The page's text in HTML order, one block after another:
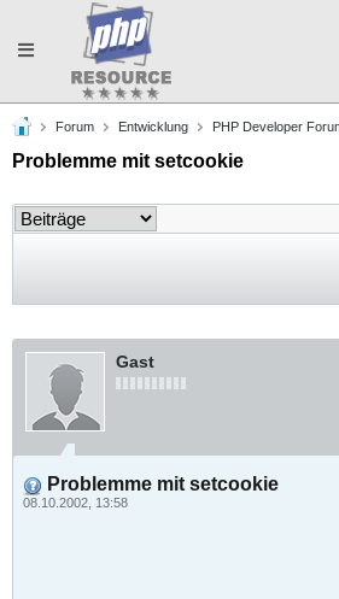
Toggle
navigation
Forum Entwicklung PHP Developer
Problemme mit setcookie
Gast
Problemme mit setcookie
08.10.2002, 13:58